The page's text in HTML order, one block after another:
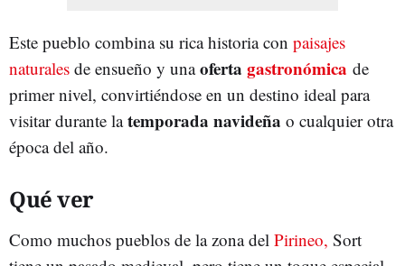
Este pueblo combina su rica historia con paisajes
naturales de ensueño y unaoferta gastronómica de
primer nivel, convirtiéndose en un destino ideal para
visitar durante latemporada navideña o cualquier otra
época del año.
Qué ver
Como muchos pueblos de la zona del Pirineo, Sort